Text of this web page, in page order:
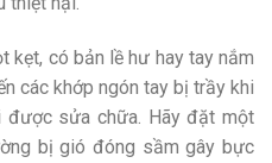
kẹt, có bản lề hư hay tay nắm
các khớp ngón tay bị trầy khi
sửa chữa. Hãy đặt một
bị gió đóng sầm gây bực